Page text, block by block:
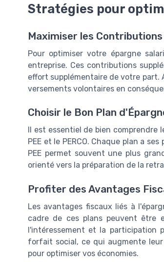
Stratégies pour
Maximiser les
Pour optimiser votre épargne
entreprise. Ces contributions
effort supplémentaire de votre
versements volontaires en
Choisir le Bon Plan
Il est essentiel de bien
PEE et le PERCO. Chaque plan a
PEE permet souvent une plus
orienté vers la préparation de la
Profiter des Avantages
Les avantages fiscaux liés à
cadre de ces plans peuvent être
l'intéressement et la participation
forfait social, ce qui augmente
pour optimiser vos économies.